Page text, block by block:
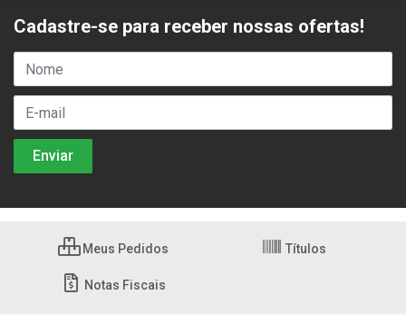
Cadastre-se para receber nossas ofertas!
Meus Pedidos Títulos
Notas Fiscais